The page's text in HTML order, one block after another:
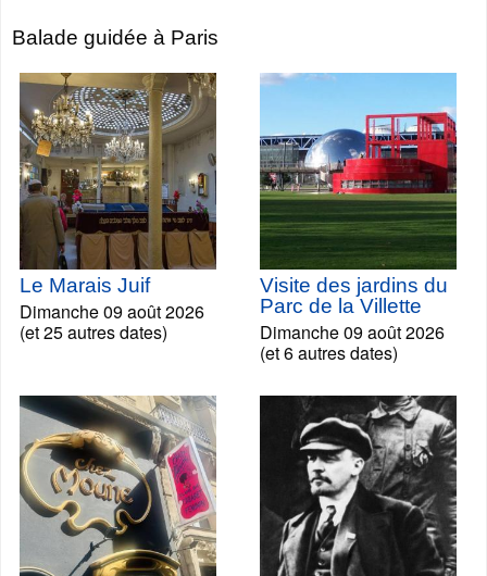
Balade guidée à Paris
Le Marais Juif
Dimanche 09 août 2026
(et 25 autres dates)
Visite des jardins du
Parc de la Villette
Dimanche 09 août 2026
(et 6 autres dates)